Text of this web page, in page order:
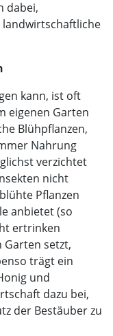
dabei,
landwirtschaftliche
kann, ist oft
eigenen Garten
Blühpflanzen,
Nahrung
verzichtet
nicht
Pflanzen
anbietet (so
ertrinken
setzt,
trägt ein
und
dazu bei,
der Bestäuber zu